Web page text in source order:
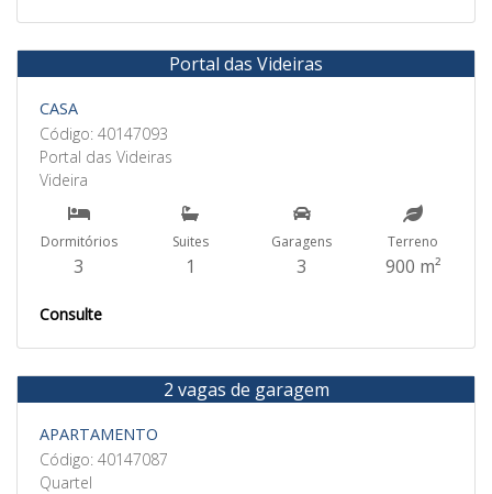
Venda
Portal das Videiras
CASA
Código: 40147093
Portal das Videiras
Videira
Dormitórios
3
Suites
1
Garagens
3
Terreno
900 m²
Consulte
Venda
2 vagas de garagem
APARTAMENTO
Código: 40147087
Quartel